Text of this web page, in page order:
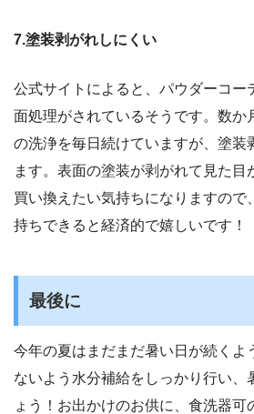
7.塗装剥がれしにくい
公式サイトによると、パウダーコー
面処理がされているそうです。数か
の洗浄を毎日続けていますが、塗装
ます。表面の塗装が剥がれて見た目
買い換えたい気持ちになりますので
持ちできると経済的で嬉しいです！
最後に
今年の夏はまだまだ暑い日が続くよ
ないよう水分補給をしっかり行い、
ょう！お出かけのお供に、食洗器可